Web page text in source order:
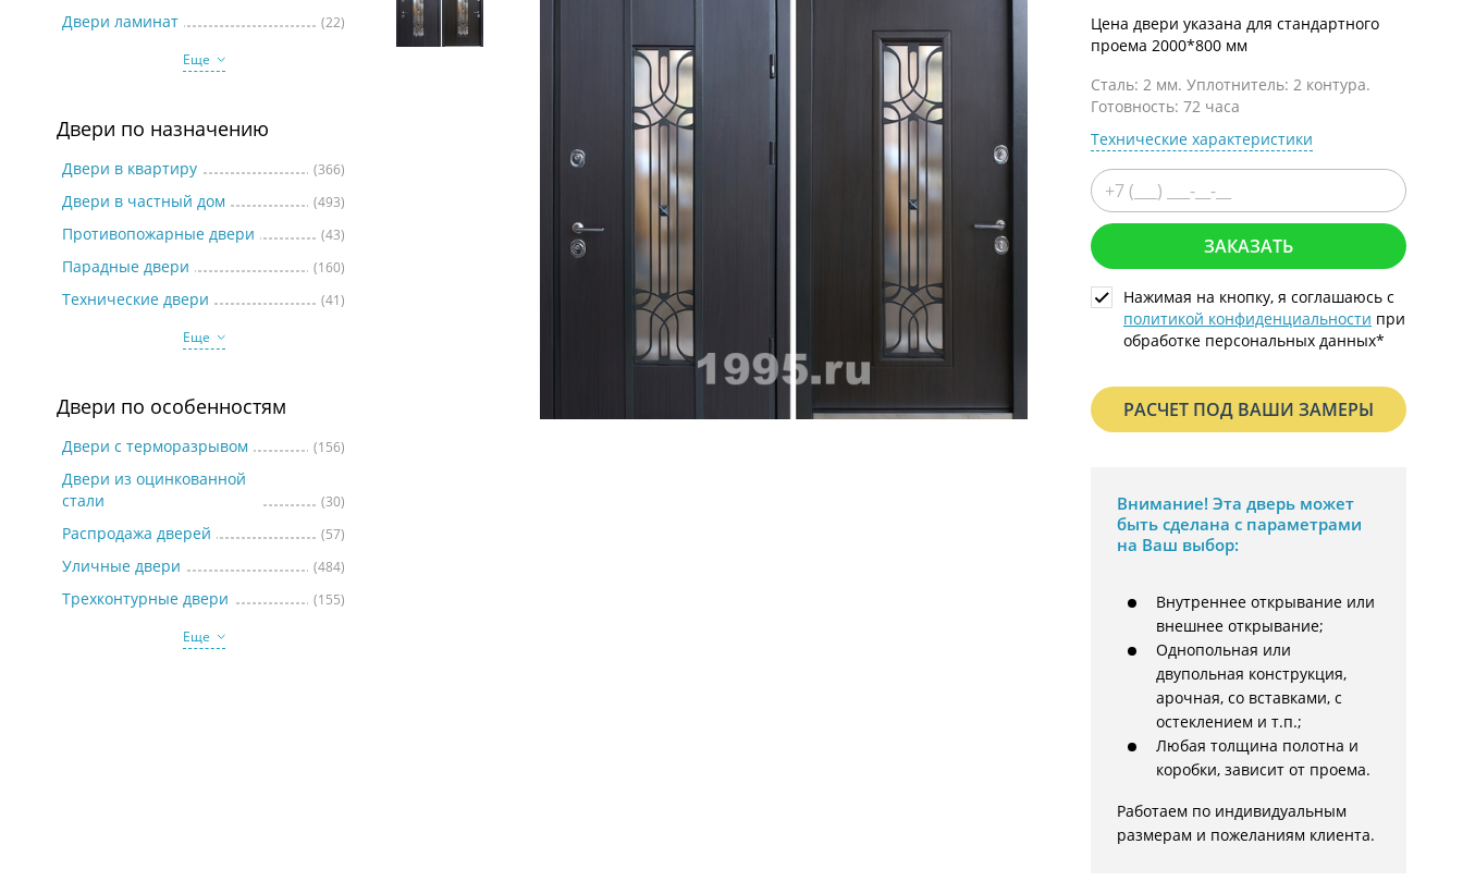
Двери с винилискожей
Коричневые двери
Двери ламинат
(22)
Еще
Двери по назначению
Двери в квартиру (366)
Двери в частный дом (493)
Противопожарные двери (43)
Парадные двери (160)
Технические двери
(41)
Еще
Двери по особенностям
Двери с терморазрывом (156)
Двери из оцинкованной
стали
(30)
Распродажа дверей (57)
Уличные двери (484)
Трехконтурные двери
(155)
Еще
Цена двери указана для стандартного
проема 2000*800 мм
Сталь: 2 мм. Уплотнитель: 2 контура.
Готовность: 72 часа
Технические характеристики
ЗАКАЗАТЬ
Нажимая на кнопку, я соглашаюсь с
политикой конфиденциальности при
обработке персональных данных*
РАСЧЕТ ПОД ВАШИ ЗАМЕРЫ
Внимание! Эта дверь может
быть сделана с параметрами
на Ваш выбор:
Внутреннее открывание или
внешнее открывание;
Однопольная или
двупольная конструкция,
арочная, со вставками, с
остеклением и т.п.;
Любая толщина полотна и
коробки, зависит от проема.
Работаем по индивидуальным
размерам и пожеланиям клиента.